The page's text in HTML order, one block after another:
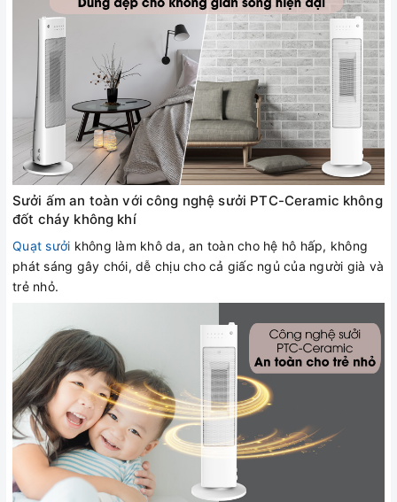
Sưởi ấm an toàn với công nghệ sưởi PTC-Ceramic không
đốt cháy không khí
Quạt sưởi không làm khô da, an toàn cho hệ hô hấp, không
phát sáng gây chói, dễ chịu cho cả giấc ngủ của người già và
trẻ nhỏ.